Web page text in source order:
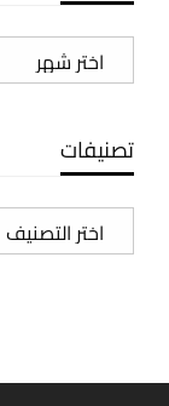
الأرشيف
تصنيفات
تصنيفات